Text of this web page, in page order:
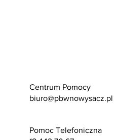
Centrum Pomocy
biuro@pbwnowysacz.pl
Pomoc Telefoniczna